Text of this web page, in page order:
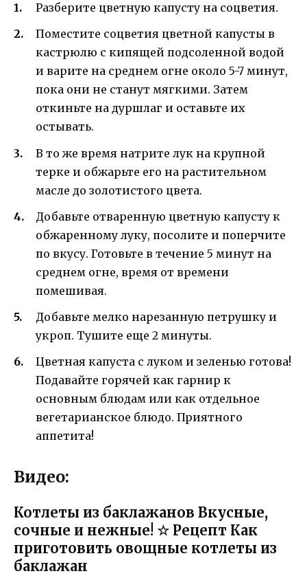
Разберите цветную капусту на соцветия.
Поместите соцветия цветной капусты в
кастрюлю с кипящей подсоленной водой
и варите на среднем огне около 5-7 минут,
пока они не станут мягкими. Затем
откиньте на дуршлаг и оставьте их
остывать.
В то же время натрите лук на крупной
терке и обжарьте его на растительном
масле до золотистого цвета.
Добавьте отваренную цветную капусту к
обжаренному луку, посолите и поперчите
по вкусу. Готовьте в течение 5 минут на
среднем огне, время от времени
помешивая.
Добавьте мелко нарезанную петрушку и
укроп. Тушите еще 2 минуты.
Цветная капуста с луком и зеленью готова!
Подавайте горячей как гарнир к
основным блюдам или как отдельное
вегетарианское блюдо. Приятного
аппетита!
Видео:
Котлеты из баклажанов Вкусные,
сочные и нежные! ☆ Рецепт Как
приготовить овощные котлеты из
баклажан